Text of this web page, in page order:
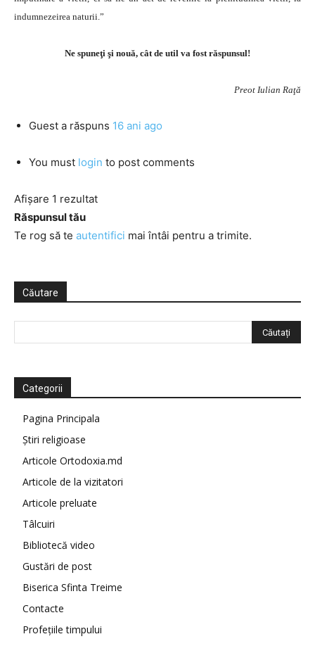
indumnezeirea naturii.”
Ne spuneţi şi nouă, cât de util va fost răspunsul!
Preot Iulian Raţă
Guest a răspuns 16 ani ago
You must login to post comments
Afișare 1 rezultat
Răspunsul tău
Te rog să te autentifici mai întâi pentru a trimite.
Căutare
Categorii
Pagina Principala
Știri religioase
Articole Ortodoxia.md
Articole de la vizitatori
Articole preluate
Tâlcuiri
Bibliotecă video
Gustări de post
Biserica Sfinta Treime
Contacte
Profețiile timpului